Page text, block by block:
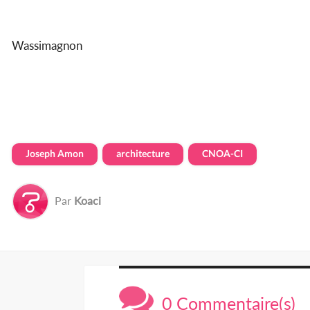
Wassimagnon
Joseph Amon architecture CNOA-CI
Par Koaci
0 Commentaire(s)